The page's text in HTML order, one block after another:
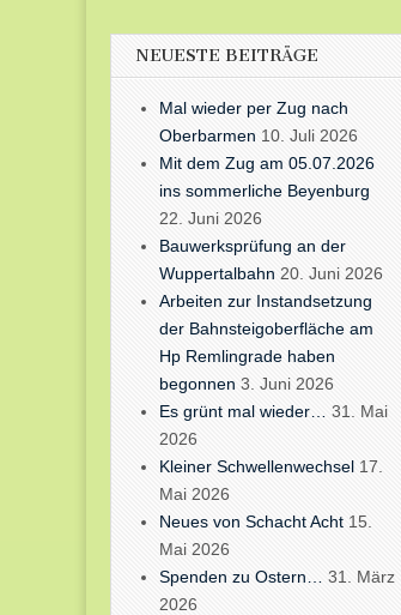
NEUESTE BEITRÄGE
Mal wieder per Zug nach
Oberbarmen 10. Juli 2026
Mit dem Zug am 05.07.2026
ins sommerliche Beyenburg
22. Juni 2026
Bauwerksprüfung an der
Wuppertalbahn 20. Juni 2026
Arbeiten zur Instandsetzung
der Bahnsteigoberfläche am
Hp Remlingrade haben
begonnen 3. Juni 2026
Es grünt mal wieder…
31. Mai
2026
Kleiner Schwellenwechsel 17.
Mai 2026
Neues von Schacht Acht 15.
Mai 2026
Spenden zu Ostern…
31. März
2026